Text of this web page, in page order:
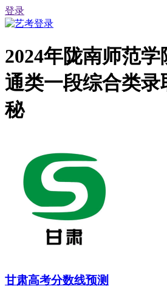
登录
2024年陇南师范
通类一段综合类录
秘
甘肃高考分数线预测